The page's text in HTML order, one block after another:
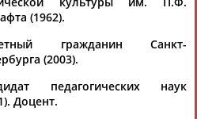
Рамазан
(1962).
гражданин Санкт-
(2003).
педагогических наук
Доцент.